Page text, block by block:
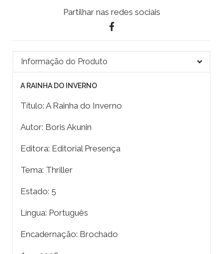
Partilhar nas redes sociais
Informação do Produto
A RAINHA DO INVERNO
Título: A Rainha do Inverno
Autor: Boris Akunin
Editora: Editorial Presença
Tema: Thriller
Estado: 5
Língua: Português
Encadernação: Brochado